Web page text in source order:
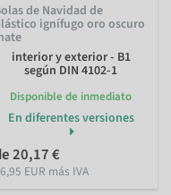
de Navidad de
ignífugo oro oscuro
interior y exterior - B1
según DIN 4102-1
Disponible de inmediato
En diferentes versiones
20,17 €
EUR más IVA